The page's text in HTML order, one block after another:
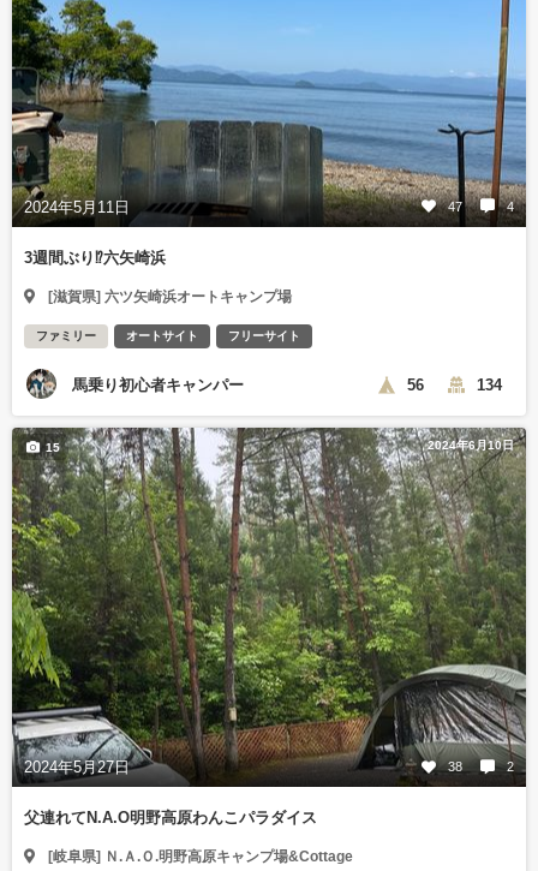
2024年5月11日 47 4
3週間ぶり⁉️六矢崎浜
[滋賀県] 六ツ矢崎浜オートキャンプ場
ファミリー オートサイト フリーサイト
馬乗り初心者キャンパー 56 134
2024年6月10日
2024年5月27日 38 2
15
父連れてN.A.O明野高原わんこパラダイス
[岐阜県] Ｎ.Ａ.Ｏ.明野高原キャンプ場&Cottage